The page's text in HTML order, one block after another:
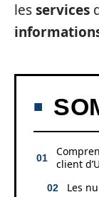
lesservices
client
Les